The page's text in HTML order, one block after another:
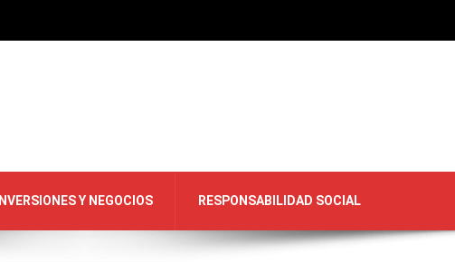
INVERSIONES Y NEGOCIOS RESPONSABILIDAD SOCIAL